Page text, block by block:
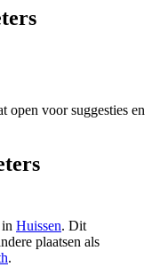
open voor suggesties en
Huissen. Dit
plaatsen als
.